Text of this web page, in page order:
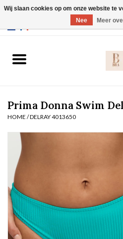
Slip
Body
Nachtmode
Solden
Homewear
Prima Donna Swim
HOME /DELRAY 4013650
Wij slaan cookies op om onze website te
Nee
Meer
Webshop werkt